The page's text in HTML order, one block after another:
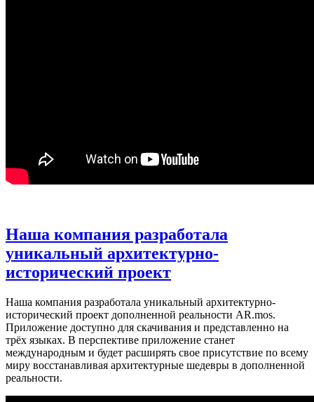
Наша компания разработала
уникальный архитектурно-
исторический проект
Наша компания разработала уникальный архитектурно-
исторический проект дополненной реальности AR.mos.
Приложение доступно для скачивания и представленно на
трёх языках. В перспективе приложение станет
международным и будет расширять свое присутствие по всему
миру восстанавливая архитектурные шедевры в дополненной
реальности.